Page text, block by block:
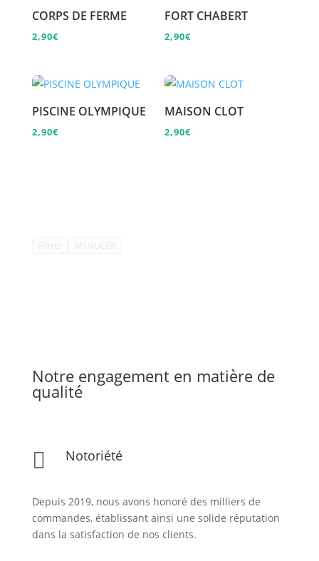
CORPS DE FERME
2,90€
FORT CHABERT
2,90€
PISCINE OLYMPIQUE
2,90€
MAISON CLOT
2,90€
Notre engagement en matière de
qualité
 Notoriété
Depuis 2019, nous avons honoré des milliers de
commandes, établissant ainsi une solide réputation
dans la satisfaction de nos clients.